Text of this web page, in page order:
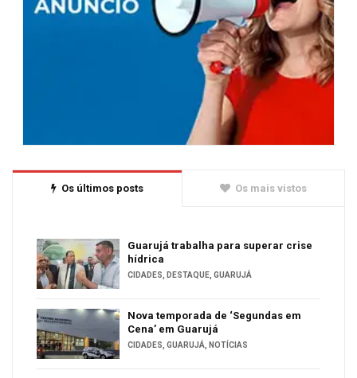
Os últimos posts Os mais vistos
Guarujá trabalha para superar crise
hídrica
CIDADES DESTAQUE GUARUJÁ
Nova temporada de ‘Segundas em
Cena’ em Guarujá
CIDADES GUARUJÁ NOTÍCIAS